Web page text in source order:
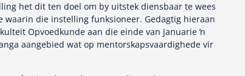
het dit ten doel om by uitstek diensbaar te wees
waarin die instelling funksioneer. Gedagtig hieraan
Opvoedkunde aan die einde van Januarie ŉ
aangebied wat op mentorskapsvaardighede vir